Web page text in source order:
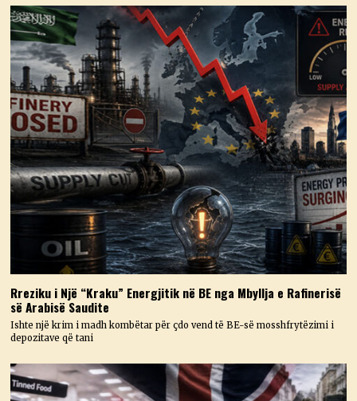
Rreziku i Një “Kraku” Energjitik në BE nga Mbyllja e Rafinerisë
së Arabisë Saudite
Ishte një krim i madh kombëtar për çdo vend të BE-së mosshfrytëzimi i
depozitave që tani